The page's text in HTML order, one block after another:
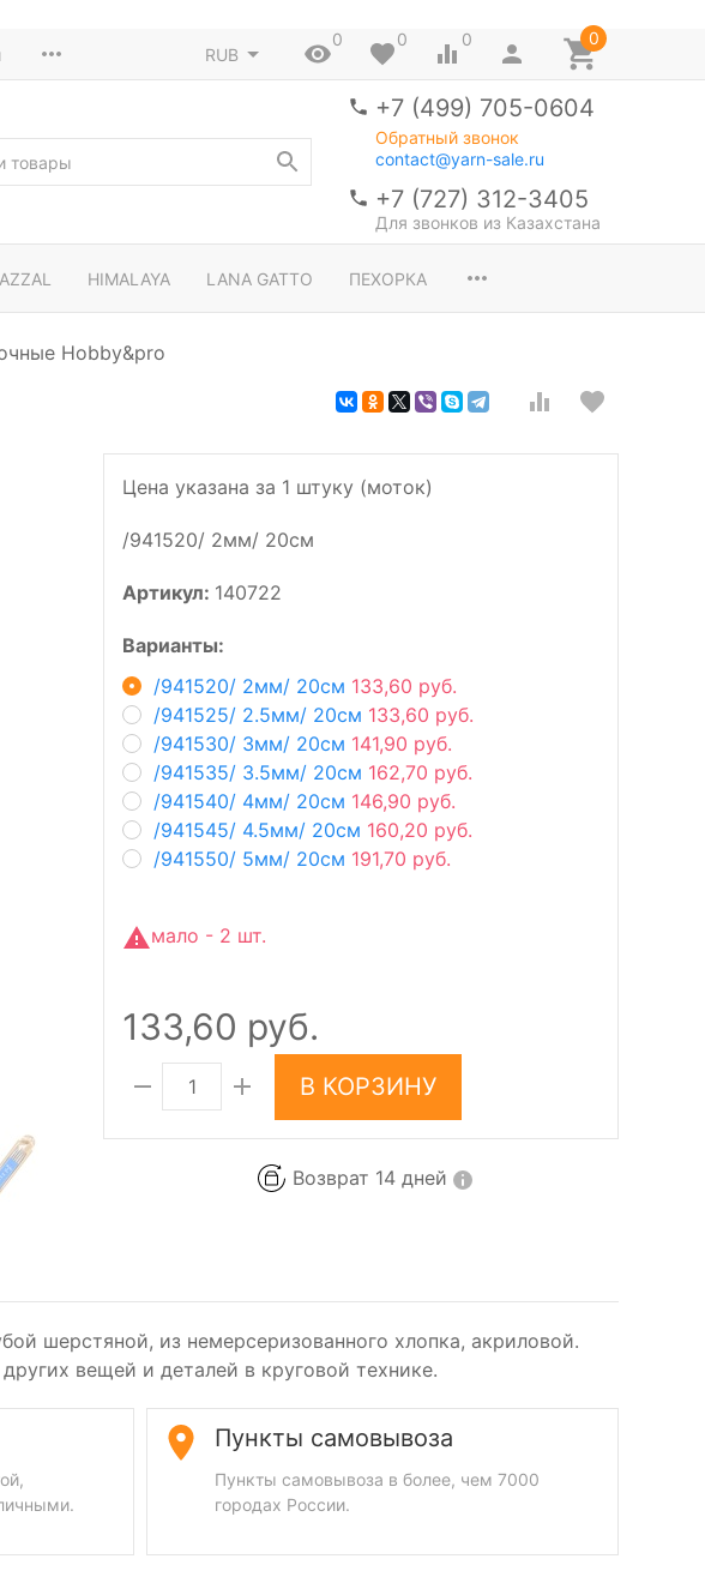
RUB
0 0 0 0
+7 (499) 705-0604
Обратный звонок
contact@yarn-sale.ru
+7 (727) 312-3405
Для звонков из Казахстана
HIMALAYA LANA GATTO ПЕХОРКА
Hobby&pro
Цена указана за 1 штуку (моток)
/941520/ 2мм/ 20см
Артикул: 140722
Варианты:
/941520/ 2мм/ 20см 133,60 руб.
/941525/ 2.5мм/ 20см 133,60 руб.
/941530/ 3мм/ 20см 141,90 руб.
/941535/ 3.5мм/ 20см 162,70 руб.
/941540/ 4мм/ 20см 146,90 руб.
/941545/ 4.5мм/ 20см 160,20 руб.
/941550/ 5мм/ 20см 191,70 руб.
мало - 2 шт.
133,60 руб.
В КОРЗИНУ
Возврат 14 дней
шерстяной, из немерсеризованного хлопка, акриловой.
вещей и деталей в круговой технике.
Пункты самовывоза
Пункты самовывоза в более, чем 7000
городах России.